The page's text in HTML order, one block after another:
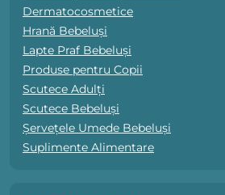
Dermatocosmetice
Hrană Bebeluși
Lapte Praf Bebeluși
Produse pentru Copii
Scutece Adulți
Scutece Bebeluși
Șervețele Umede Bebeluși
Suplimente Alimentare